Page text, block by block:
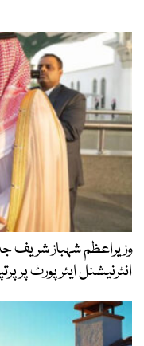
وزیراعظم شہباز شریف
انٹرنیشنل ایئر پورٹ پر